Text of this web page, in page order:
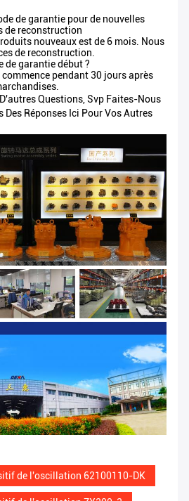
de garantie pour de nouvelles
de reconstruction
nouveaux est de 6 mois. Nous
de reconstruction.
de garantie début ?
pendant 30 jours après
Questions, Svp Faites-Nous
Réponses Ici Pour Vos Autres
de l'oscillation 62100110-DK